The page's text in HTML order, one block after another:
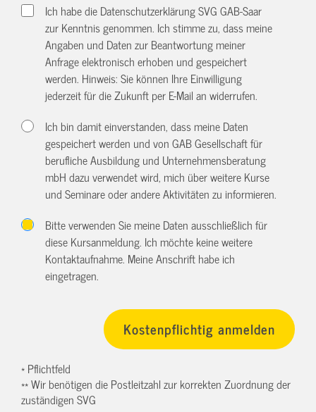
Ich habe die Datenschutzerklärung SVG GAB-Saar
zur Kenntnis genommen. Ich stimme zu, dass meine
Angaben und Daten zur Beantwortung meiner
Anfrage elektronisch erhoben und gespeichert
werden. Hinweis: Sie können Ihre Einwilligung
jederzeit für die Zukunft per E-Mail anwiderrufen.
Ich bin damit einverstanden, dass meine Daten
gespeichert werden und von GAB Gesellschaft für
berufliche Ausbildung und Unternehmensberatung
mbH dazu verwendet wird, mich über weitere Kurse
und Seminare oder andere Aktivitäten zu informieren.
Bitte verwenden Sie meine Daten ausschließlich für
diese Kursanmeldung. Ich möchte keine weitere
Kontaktaufnahme. Meine Anschrift habe ich
eingetragen.
* Pflichtfeld
** Wir benötigen die Postleitzahl zur korrekten Zuordnung der
zuständigen SVG